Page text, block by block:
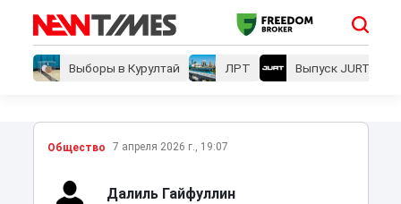
Выборы в Курултай ЛРТ Выпуск JURT
Общество 7 апреля 2026 г., 19:07
Далиль Гайфуллин